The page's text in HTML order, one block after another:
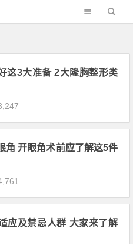
这3大准备 2大隆胸整形类
角 开眼角术前应了解这5件
应及禁忌人群 大家来了解